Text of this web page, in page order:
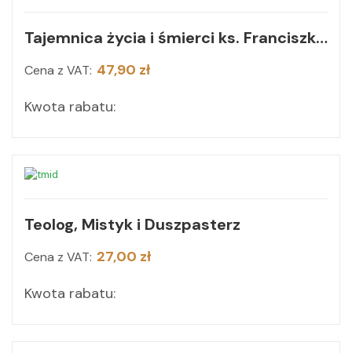
Tajemnica życia i śmierci ks. Franciszka Blachnickiego
Cena z VAT: 47,90 zł
Kwota rabatu:
Teolog, Mistyk i Duszpasterz
Cena z VAT: 27,00 zł
Kwota rabatu: